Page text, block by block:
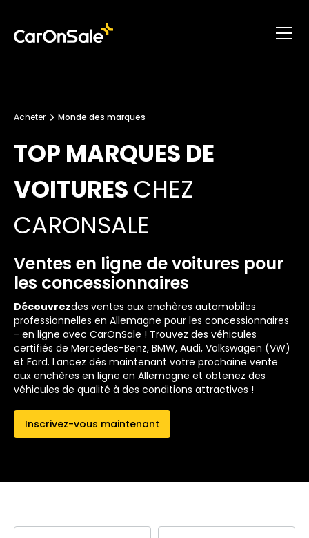
Acheter Monde des marques
TOP MARQUES DE
VOITURES CHEZ
CARONSALE
Ventes en ligne de voitures pour
les concessionnaires
‍Découvrezdes ventes aux enchères automobiles
professionnelles en Allemagne pour les concessionnaires
- en ligne avec CarOnSale ! Trouvez des véhicules
certifiés de Mercedes-Benz, BMW, Audi, Volkswagen (VW)
et Ford. Lancez dès maintenant votre prochaine vente
aux enchères en ligne en Allemagne et obtenez des
véhicules de qualité à des conditions attractives !
Inscrivez-vous maintenant